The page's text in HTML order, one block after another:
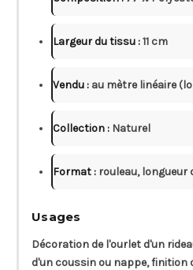
Largeur du tissu :11 cm
Vendu : au mètre linéaire
Collection : Naturel
Format : rouleau, longueur
Usages
Décoration de l'ourlet d'un
d'un coussin ou nappe, finition